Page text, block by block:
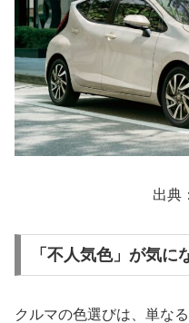
出典：
「不人気色」が気に
クルマの色選びは、単な